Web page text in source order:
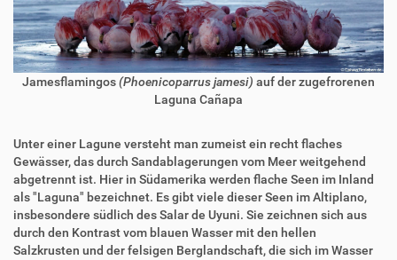
Jamesflamingos(Phoenicoparrus jamesi) auf der zugefrorenen
Laguna Cañapa
Unter einer Lagune versteht man zumeist ein recht flaches
Gewässer, das durch Sandablagerungen vom Meer weitgehend
abgetrennt ist. Hier in Südamerika werden flache Seen im Inland
als "Laguna" bezeichnet. Es gibt viele dieser Seen im Altiplano,
insbesondere südlich des Salar de Uyuni. Sie zeichnen sich aus
durch den Kontrast vom blauen Wasser mit den hellen
Salzkrusten und der felsigen Berglandschaft, die sich im Wasser